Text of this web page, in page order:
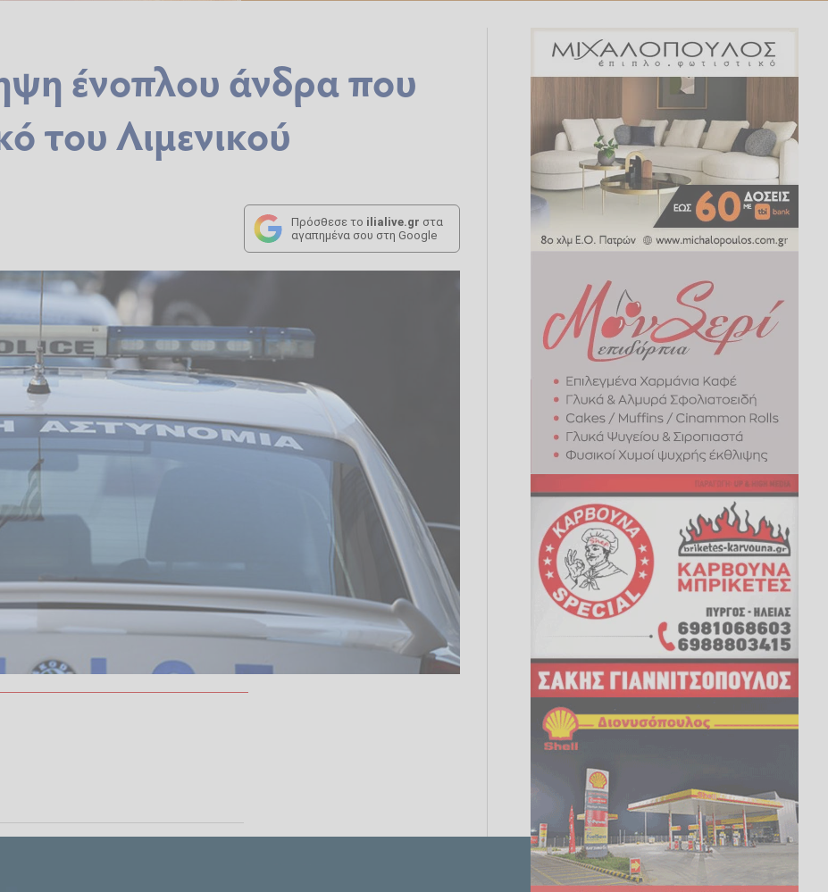
ένοπλου άνδρα που
του Λιμενικού
Πρόσθεσε το ilialive.gr στα
αγαπημένα σου στη Google